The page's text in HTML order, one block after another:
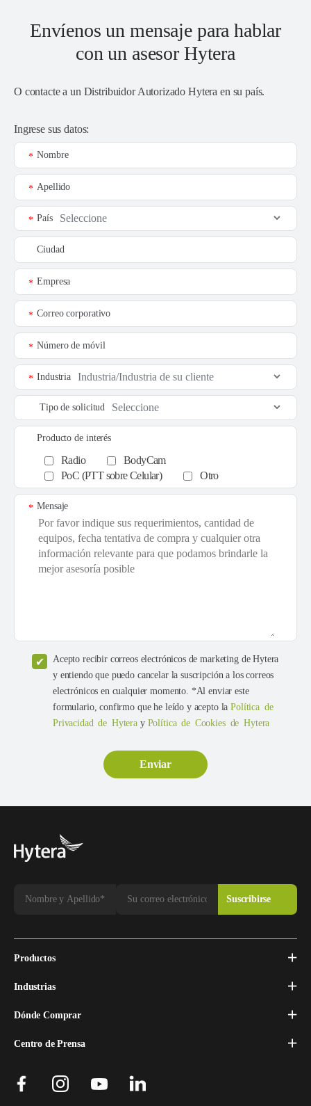
Envíenos un mensaje para hablar
con un asesor Hytera
O contacte a un Distribuidor Autorizado Hytera en su país.
Ingrese sus datos:
Nombre
*
Apellido
*
País
*
Ciudad
Empresa
*
Correo corporativo
*
Número de móvil
*
Industria
*
Tipo de solicitud
Producto de interés
Radio
BodyCam
PoC (PTT sobre Celular)
Otro
Mensaje
*
Acepto recibir correos electrónicos de marketing de Hytera
y entiendo que puedo cancelar la suscripción a los correos
electrónicos en cualquier momento. *Al enviar este
formulario, confirmo que he leído y acepto laPolítica de
Privacidad de Hytera y Política de Cookies de Hytera
Productos
Industrias
Dónde Comprar
Centro de Prensa